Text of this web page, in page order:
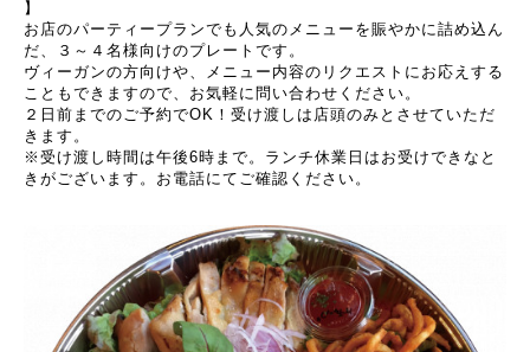
】
お店のパーティープランでも人気のメニューを賑やかに詰め込ん
だ、３～４名様向けのプレートです。
ヴィーガンの方向けや、メニュー内容のリクエストにお応えする
こともできますので、お気軽に問い合わせください。
２日前までのご予約でOK！受け渡しは店頭のみとさせていただ
きます。
※受け渡し時間は午後6時まで。ランチ休業日はお受けできなと
きがございます。お電話にてご確認ください。